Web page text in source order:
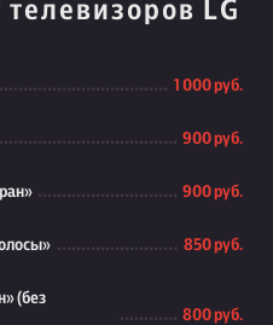
LG
1 000 руб.
900 руб.
900 руб.
850 руб.
(без
800 руб.